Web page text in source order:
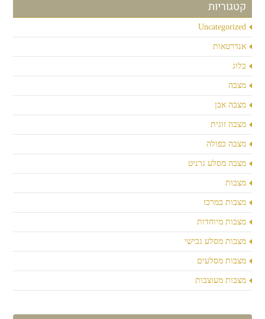
קטגוריות
Uncategorized
אנדרטאות
בלוג
מצבה
מצבה אבן
מצבה זוגית
מצבה כפולה
מצבה מסלע גרניט
מצבות
מצבות במרכז
מצבות מיוחדות
מצבות מסלע גבישי
מצבות מסלעים
מצבות מעוצבות